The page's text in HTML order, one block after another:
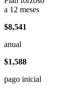
a 12 meses
$8,541
anual
$1,588
pago inicial